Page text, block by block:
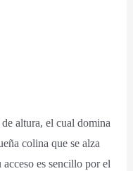
altura, el cual domina
colina que se alza
es sencillo por el